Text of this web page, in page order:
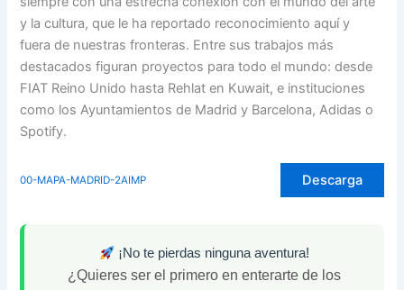
y la cultura, que le ha reportado reconocimiento aquí y
fuera de nuestras fronteras. Entre sus trabajos más
destacados figuran proyectos para todo el mundo: desde
FIAT Reino Unido hasta Rehlat en Kuwait, e instituciones
como los Ayuntamientos de Madrid y Barcelona, Adidas o
Spotify.
00-MAPA-MADRID-2AIMP Descarga
¡No te pierdas ninguna aventura!
¿Quieres ser el primero en enterarte de los